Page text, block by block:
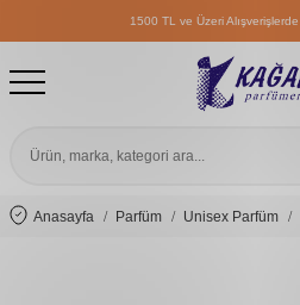
1500 TL ve Üzeri Alışverişlerde
1500 TL ve Üzeri Alışverişlerde
1500 TL ve Üzeri Alışverişlerde
Anasayfa Parfüm Unisex Parfüm